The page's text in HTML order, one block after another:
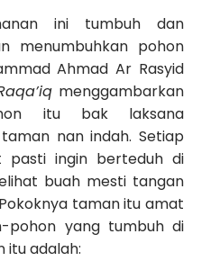
ini tumbuh dan
menumbuhkan pohon
Ahmad Ar Rasyid
menggambarkan
itu bak laksana
nan indah. Setiap
pasti ingin berteduh di
buah mesti tangan
taman itu amat
pohon yang tumbuh di
itu adalah: